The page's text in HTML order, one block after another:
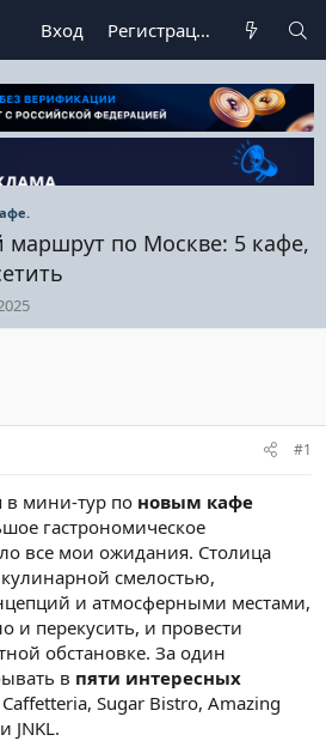
Вход Регистрация
маршрут по Москве: 5 кафе,
#1
в мини-тур по новым кафе
гастрономическое
все мои ожидания. Столица
смелостью,
и атмосферными местами,
и перекусить, и провести
обстановке. За один
в пяти интересных
Sugar Bistro, Amazing
JNKL.